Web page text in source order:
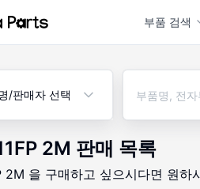
부품 검색
/판매자 선택
2M 판매 목록
2M 을 구매하고 싶으시다면 원하